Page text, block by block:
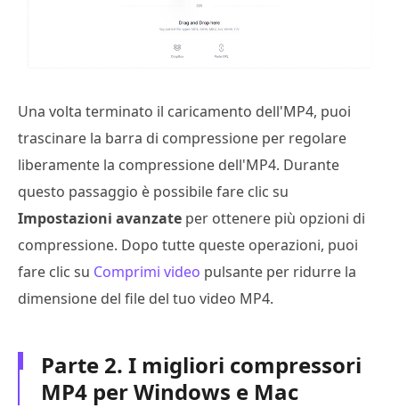
Una volta terminato il caricamento dell'MP4, puoi
trascinare la barra di compressione per regolare
liberamente la compressione dell'MP4. Durante
questo passaggio è possibile fare clic su
Impostazioni avanzate per ottenere più opzioni di
compressione. Dopo tutte queste operazioni, puoi
fare clic su Comprimi video pulsante per ridurre la
dimensione del file del tuo video MP4.
Parte 2. I migliori compressori
MP4 per Windows e Mac